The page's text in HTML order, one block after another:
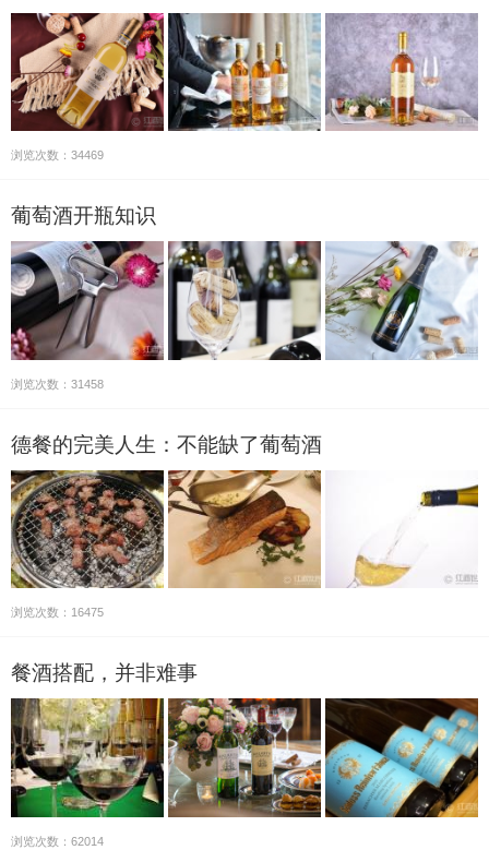
浏览次数：34469
葡萄酒开瓶知识
浏览次数：31458
德餐的完美人生：不能缺了葡萄酒
浏览次数：16475
餐酒搭配，并非难事
浏览次数：62014